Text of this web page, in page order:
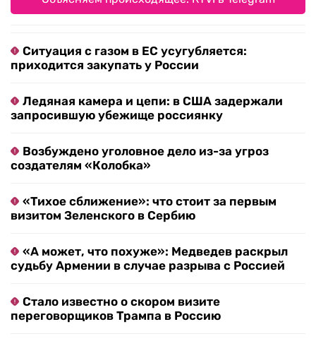
Ситуация с газом в ЕС усугубляется:
приходится закупать у России
Ледяная камера и цепи: в США задержали
запросившую убежище россиянку
Возбуждено уголовное дело из-за угроз
создателям «Колобка»
«Тихое сближение»: что стоит за первым
визитом Зеленского в Сербию
«А может, что похуже»: Медведев раскрыл
судьбу Армении в случае разрыва с Россией
Стало известно о скором визите
переговорщиков Трампа в Россию